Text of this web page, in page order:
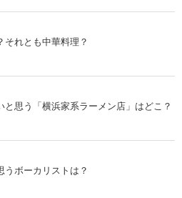
それとも中華料理？
と思う「横浜家系ラーメン店」はどこ？
うボーカリストは？